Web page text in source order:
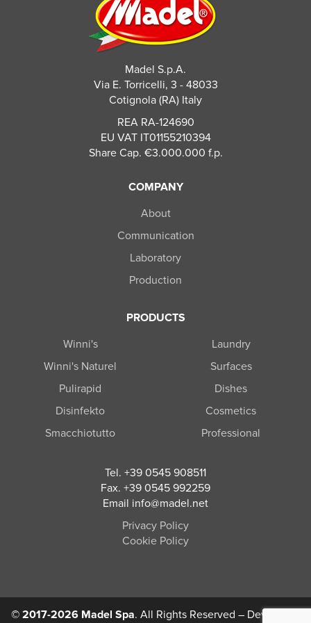
Madel S.p.A.
Via E. Torricelli, 3 - 48033
Cotignola (RA) Italy
REA RA-124690
EU VAT IT01155210394
Share Cap. €3.000.000 f.p.
COMPANY
About
Communication
Laboratory
Production
PRODUCTS
Winni's
Winni's Naturel
Pulirapid
Disinfekto
Smacchiotutto
Laundry
Surfaces
Dishes
Cosmetics
Professional
Tel. +39 0545 908511
Fax. +39 0545 992259
Email info@madel.net
Privacy Policy
Cookie Policy
© 2017-2026 Madel Spa. All Rights Reserved – Developed